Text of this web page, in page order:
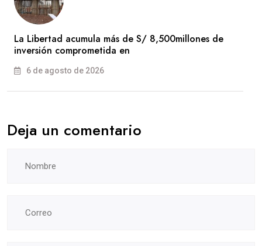
La Libertad acumula más de S/ 8,500millones de
inversión comprometida en
6 de agosto de 2026
Deja un comentario